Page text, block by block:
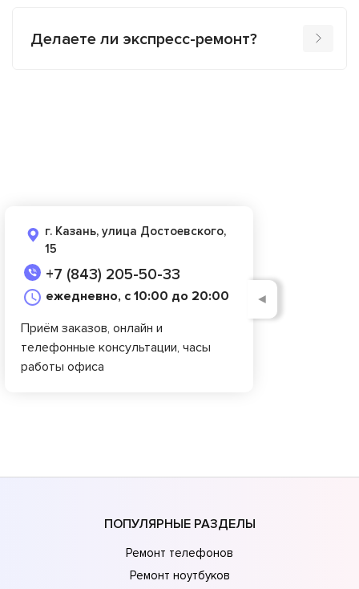
Делаете ли экспресс-ремонт?
г. Казань, улица Достоевского,
15
+7 (843) 205-50-33
ежедневно, с 10:00 до 20:00
Приём заказов, онлайн и
телефонные консультации, часы
работы офиса
◄
ПОПУЛЯРНЫЕ РАЗДЕЛЫ
Ремонт телефонов
Ремонт ноутбуков